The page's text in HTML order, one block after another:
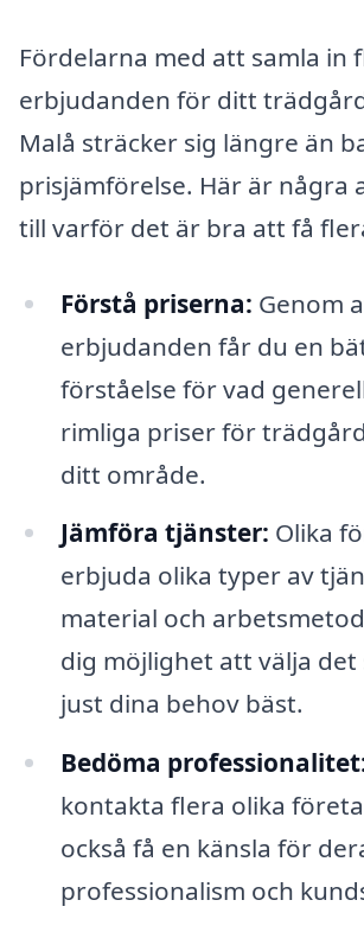
Fördelarna med att samla in
erbjudanden för ditt
Malå sträcker sig längre än
prisjämförelse. Här är några
till varför det är bra att få
Förstå priserna: Genom
erbjudanden får du en
förståelse för vad
rimliga priser för
ditt område.
Jämföra tjänster: Olika
erbjuda olika typer av
material och
dig möjlighet att välja det
just dina behov bäst.
Bedöma
kontakta flera olika
också få en känsla för
professionalism och